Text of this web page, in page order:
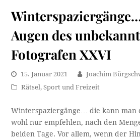
Augen des
Fotografen XXVI
15. Januar 2021
Joachim
Rätsel,Sport und Freizeit
Winterspaziergänge… die kann man
wohl nur empfehlen, nach den
beiden Tage. Vor allem, wenn der